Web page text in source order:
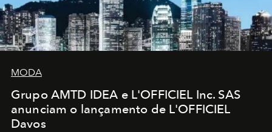
MODA
Grupo AMTD IDEA e L'OFFICIEL Inc. SAS
anunciam o lançamento de L'OFFICIEL
Davos